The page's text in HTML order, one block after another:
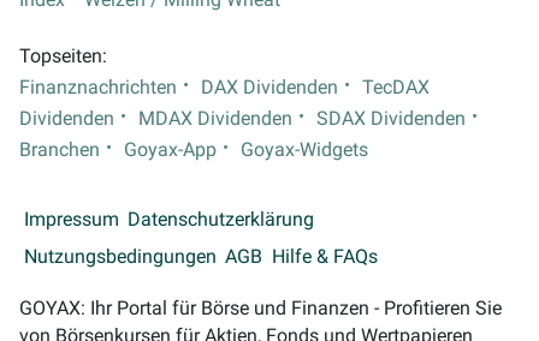
Topseiten:
Finanznachrichten
DAX Dividenden
TecDAX
Dividenden
MDAX Dividenden
SDAX Dividenden
Branchen
Goyax-App Goyax-Widgets
Impressum Datenschutzerklärung
Nutzungsbedingungen AGB Hilfe & FAQs
GOYAX: Ihr Portal für Börse und Finanzen - Profitieren Sie
von Börsenkursen für Aktien, Fonds und Wertpapieren